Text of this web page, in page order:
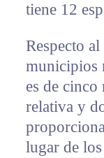
tiene 12
Respecto
municipios
es de
relativa y
lugar de